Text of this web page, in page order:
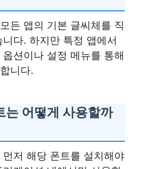
든 앱의 기본 글씨체를 직
다. 하지만 특정 앱에서
션이나 설정 메뉴를 통해
니다.
는 어떻게 사용할까
저 해당 폰트를 설치해야